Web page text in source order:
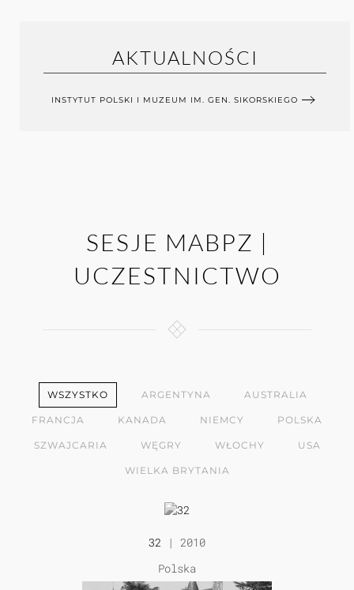
AKTUALNOŚCI
INSTYTUT POLSKI I MUZEUM IM. GEN. SIKORSKIEGO
SESJE MABPZ |
UCZESTNICTWO
WSZYSTKO ARGENTYNA AUSTRALIA
FRANCJA KANADA NIEMCY POLSKA
SZWAJCARIA WĘGRY WŁOCHY USA
WIELKA BRYTANIA
32 | 2010
Polska